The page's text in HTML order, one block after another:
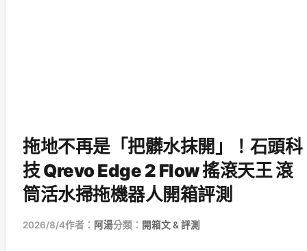
拖地不再是「把髒水抹開」！石頭科
技 Qrevo Edge 2 Flow 搖滾天王 滾
筒活水掃拖機器人開箱評測
2026/8/4作者： 阿湯分類： 開箱文 & 評測